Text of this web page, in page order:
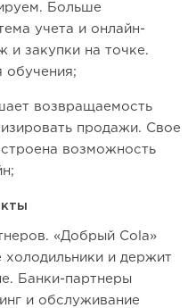
Больше
учета и онлайн-
и закупки на точке.
обучения;
возвращаемость
продажи. Свое
возможность
«Добрый Cola»
холодильники и держит
Банки-партнеры
и обслуживание